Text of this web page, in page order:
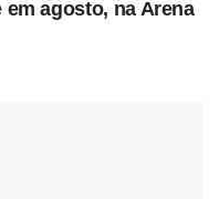
agosto, na Arena